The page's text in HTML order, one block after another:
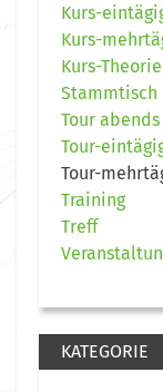
Kurs-
Kurs-
Kurs-Theorie
Stammtisch
Tour abends
Tour-
Tour-
Training
Treff
KATEGORIE